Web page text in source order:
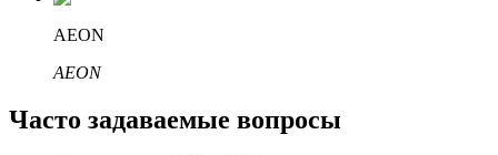
AEON
AEON
Часто задаваемые вопросы